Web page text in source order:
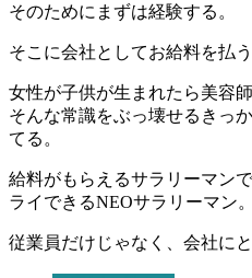
そのためにまずは経験する。
そこに会社としてお給料を払う
女性が子供が生まれたら美容
そんな常識をぶっ壊せるきっ
てる。
給料がもらえるサラリーマン
ライできるNEOサラリーマン。
従業員だけじゃなく、会社に